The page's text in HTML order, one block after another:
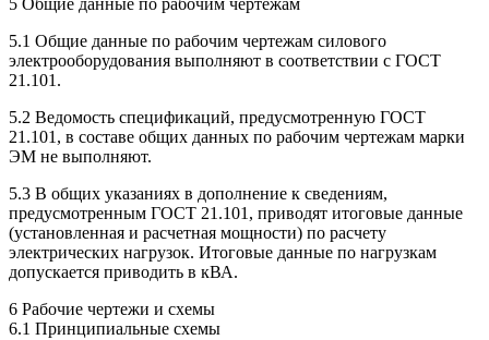
5.1 Общие данные по рабочим чертежам силового
электрооборудования выполняют в соответствии с ГОСТ
21.101.
5.2 Ведомость спецификаций, предусмотренную ГОСТ
21.101, в составе общих данных по рабочим чертежам марки
ЭМ не выполняют.
5.3 В общих указаниях в дополнение к сведениям,
предусмотренным ГОСТ 21.101, приводят итоговые данные
(установленная и расчетная мощности) по расчету
электрических нагрузок. Итоговые данные по нагрузкам
допускается приводить в кВА.
6 Рабочие чертежи и схемы
6.1 Принципиальные схемы